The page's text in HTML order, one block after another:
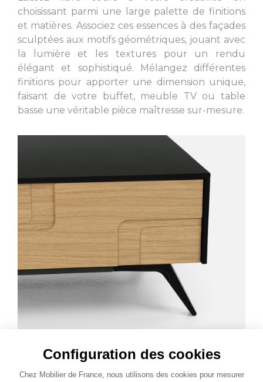
Configuration des cookies
Chez Mobilier de France, nous utilisons des cookies pour mesurer
choisissant parmi une large palette de finitions
et matières. Associez ces essences à des façades
sculptées aux motifs géométriques, jouant avec
la lumière et les textures pour un rendu
élégant et sophistiqué. Mélangez différentes
finitions pour apporter une dimension unique,
faisant de votre buffet, meuble TV ou table
basse une véritable pièce maîtresse sur-mesure.
Des rangements intégrés pour un